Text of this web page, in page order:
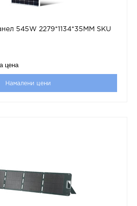
545W 2279*1134*35MM SKU
цена
Намалени цени